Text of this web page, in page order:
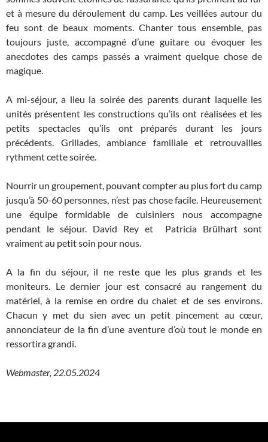
et à mesure du déroulement du camp. Les veillées autour du
feu sont de beaux moments. Chanter tous ensemble, pas
toujours juste, accompagné d’une guitare ou évoquer les
anecdotes des camps passés a vraiment quelque chose de
magique.
A mi-séjour, a lieu la soirée des parents durant laquelle les
unités présentent les constructions qu’ils ont réalisées et les
petits spectacles qu’ils ont préparés durant les jours
précédents. Grillades, ambiance familiale et retrouvailles
rythment cette soirée.
Nourrir un groupement, pouvant compter au plus fort du camp
jusqu’à 50-60 personnes, n’est pas chose facile. Heureusement
une équipe formidable de cuisiniers nous accompagne
pendant le séjour. David Rey et Patricia Brülhart sont
vraiment au petit soin pour nous.
A la fin du séjour, il ne reste que les plus grands et les
moniteurs. Le dernier jour est consacré au rangement du
matériel, à la remise en ordre du chalet et de ses environs.
Chacun y met du sien avec un petit pincement au cœur,
annonciateur de la fin d’une aventure d’où tout le monde en
ressortira grandi.
Webmaster, 22.05.2024